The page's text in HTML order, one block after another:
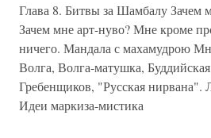
Глава 8. Битвы за Шамбалу Зачем
Зачем мне арт-нуво? Мне кроме
ничего. Мандала с махамудрою
Волга, Волга-матушка,
Гребенщиков, "Русская нирвана".
Идеи маркиза-мистика